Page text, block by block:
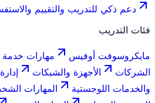
دعم ذكي للتدريب والتقييم
فئات التدريب
مايكروسوفت أوفيس مهارات خدمة
الشركات
الأجهزة والشبكات
والخدمات اللوجستية
المهارات